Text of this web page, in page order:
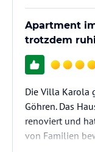
Apartment
trotzdem
Die Villa Karola
Göhren. Das
renoviert und
von Familien